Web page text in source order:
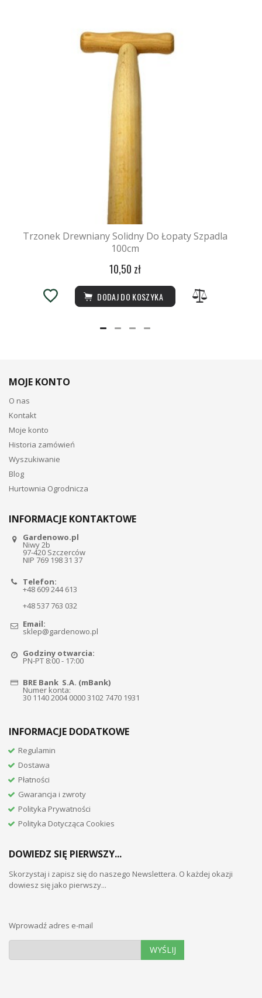
Trzonek Drewniany Solidny Do Łopaty Szpadla
100cm
10,50 zł
DODAJ DO KOSZYKA
MOJE KONTO
O nas
Kontakt
Moje konto
Historia zamówień
Wyszukiwanie
Blog
Hurtownia Ogrodnicza
INFORMACJE KONTAKTOWE
Gardenowo.pl
Niwy 2b
97-420 Szczerców
NIP 769 198 31 37
Telefon:
+48 609 244 613
+48 537 763 032
Email:
sklep@gardenowo.pl
Godziny otwarcia:
PN-PT 8:00 - 17:00
BRE Bank S.A. (mBank)
Numer konta:
30 1140 2004 0000 3102 7470 1931
INFORMACJE DODATKOWE
Regulamin
Dostawa
Płatności
Gwarancja i zwroty
Polityka Prywatności
Polityka Dotycząca Cookies
DOWIEDZ SIĘ PIERWSZY...
Skorzystaj i zapisz się do naszego Newslettera. O każdej okazji
dowiesz się jako pierwszy...
Wprowadź adres e-mail
WYŚLIJ